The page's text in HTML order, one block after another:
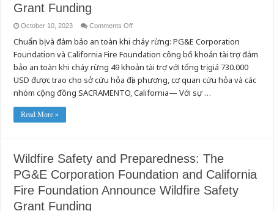
Grant Funding
October 10, 2023 Comments Offon
Safety
and
Preparedness:
PG&E
Corporation
Foundation
and
California
Chuẩn bị và đảm bảo an toàn khi cháy rừng: PG&E Corporation
Foundation và California Fire Foundation công bố khoản tài trợ đảm
bảo an toàn khi cháy rừng 49 khoản tài trợ với tổng trị giá 730.000
USD được trao cho sở cứu hỏa địa phương, cơ quan cứu hỏa và các
nhóm cộng đồng SACRAMENTO, California— Với sự …
Read More »
Wildfire Safety and Preparedness: The
PG&E Corporation Foundation and California
Fire Foundation Announce Wildfire Safety
Grant Funding